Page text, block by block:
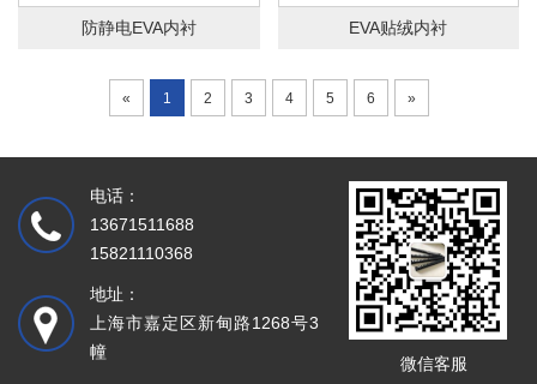
防静电EVA内衬 EVA贴绒内衬
« 1 2 3 4 5 6 »
电话：
13671511688
15821110368
地址：
上海市嘉定区新甸路1268号3
幢
微信客服